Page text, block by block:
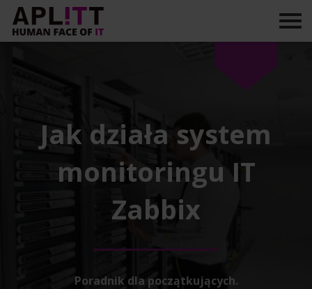
Skip
content
Jak działa system
monitoringu IT
Zabbix
Poradnik dla początkujących.